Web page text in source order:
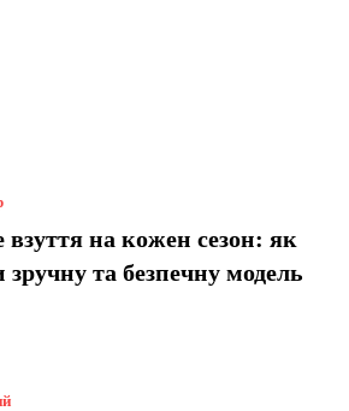
взуття на кожен сезон: як
зручну та безпечну модель